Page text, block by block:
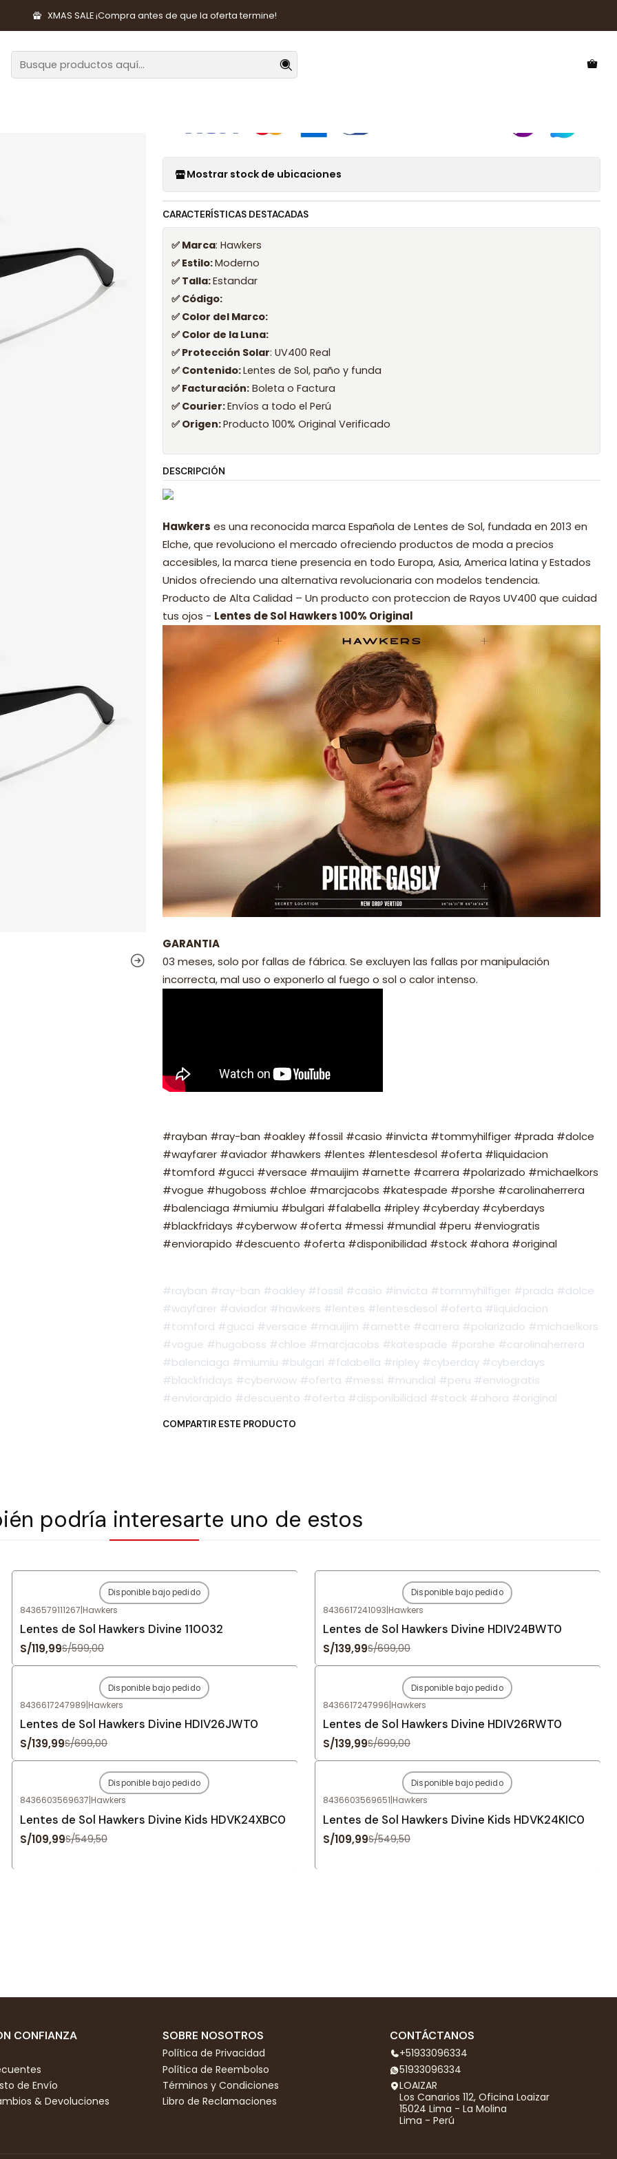
XMAS SALE ¡Compra antes de que la oferta termine!
Accesorios de Moda Lentes y Accesorios Lentes de Sol Lentes de Sol Hawkers Divine 110031
Lentes de Sol Hawkers Divine 110031
Mostrar stock de ubicaciones
CARACTERÍSTICAS DESTACADAS
✅ Marca: Hawkers
✅ Estilo:Moderno
✅ Talla:Estandar
✅ Código:
✅ Color del Marco:
✅ Color de la Luna:
✅ Protección Solar: UV400 Real
✅ Contenido:Lentes de Sol, paño y funda
✅ Facturación: Boleta o Factura
✅ Courier:Envíos a todo el Perú
✅ Origen:Producto 100% Original Verificado
DESCRIPCIÓN
Hawkers es una reconocida marca Española de Lentes de Sol, fundada en 2013 en
Elche, que revoluciono el mercado ofreciendo productos de moda a precios
accesibles, la marca tiene presencia en todo Europa, Asia, America latina y Estados
Unidos ofreciendo una alternativa revolucionaria con modelos tendencia.
Producto de Alta Calidad – Un producto con proteccion de Rayos UV400 que cuidad
tus ojos - Lentes de Sol Hawkers 100% Original
GARANTIA
03 meses, solo por fallas de fábrica. Se excluyen las fallas por manipulación
incorrecta, mal uso o exponerlo al fuego o sol o calor intenso.
#rayban #ray-ban #oakley #fossil #casio #invicta #tommyhilfiger #prada #dolce
#wayfarer #aviador #hawkers #lentes #lentesdesol #oferta #liquidacion
#tomford #gucci #versace #mauijim #arnette #carrera #polarizado #michaelkors
#vogue #hugoboss #chloe #marcjacobs #katespade #porshe #carolinaherrera
#balenciaga #miumiu #bulgari #falabella #ripley #cyberday #cyberdays
#blackfridays #cyberwow #oferta #messi #mundial #peru #enviogratis
#enviorapido #descuento #oferta #disponibilidad #stock #ahora #original
#rayban #ray-ban #oakley #fossil #casio #invicta #tommyhilfiger #prada #dolce
#wayfarer #aviador #hawkers #lentes #lentesdesol #oferta #liquidacion
#tomford #gucci #versace #mauijim #arnette #carrera #polarizado #michaelkors
#vogue #hugoboss #chloe #marcjacobs #katespade #porshe #carolinaherrera
#balenciaga #miumiu #bulgari #falabella #ripley #cyberday #cyberdays
#blackfridays #cyberwow #oferta #messi #mundial #peru #enviogratis
#enviorapido #descuento #oferta #disponibilidad #stock #ahora #original
COMPARTIR ESTE PRODUCTO
podría interesarte uno de estos
Agotado
Disponible bajo pedido
8436579111267|Hawkers
Lentes de Sol Hawkers Divine 110032
S/119,99S/599,00
Agotado
Disponible bajo pedido
8436617241093|Hawkers
Lentes de Sol Hawkers Divine HDIV24BWT0
S/139,99S/699,00
Agotado
Disponible bajo pedido
8436617247989|Hawkers
Lentes de Sol Hawkers Divine HDIV26JWT0
S/139,99S/699,00
Agotado
Disponible bajo pedido
8436617247996|Hawkers
Lentes de Sol Hawkers Divine HDIV26RWT0
S/139,99S/699,00
Agotado
Disponible bajo pedido
8436603569637|Hawkers
Lentes de Sol Hawkers Divine Kids HDVK24XBC0
S/109,99S/549,50
Agotado
Disponible bajo pedido
8436603569651|Hawkers
Lentes de Sol Hawkers Divine Kids HDVK24KIC0
S/109,99S/549,50
CONFIANZA
de Envío
& Devoluciones
SOBRE NOSOTROS
Política de Privacidad
Política de Reembolso
Términos y Condiciones
Libro de Reclamaciones
CONTÁCTANOS
+51933096334
51933096334
LOAIZAR
Los Canarios 112, Oficina Loaizar
15024 Lima - La Molina
Lima - Perú